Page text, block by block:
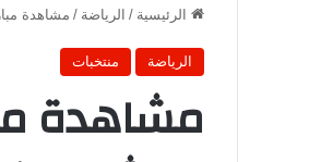
الرئيسية / الرياضة / مشاهدة
الرياضة منتخبات
مشاهدة